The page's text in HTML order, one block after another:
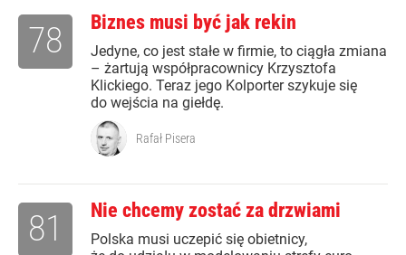
Biznes musi być jak rekin
Jedyne, co jest stałe w firmie, to ciągła zmiana
– żartują współpracownicy Krzysztofa
Klickiego. Teraz jego Kolporter szykuje się
do wejścia na giełdę.
78
Rafał Pisera
Nie chcemy zostać za drzwiami
Polska musi uczepić się obietnicy,
81